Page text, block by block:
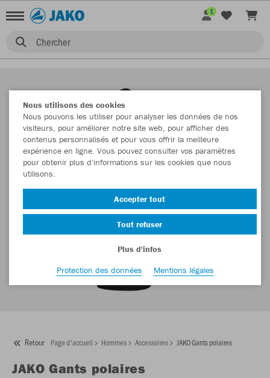
Chercher
1
Retour Page d'accueil Hommes Accessoires JAKO Gants polaires
JAKO Gants polaires
Nous utilisons des cookies
Nous pouvons les utiliser pour analyser les données de nos
visiteurs, pour améliorer notre site web, pour afficher des
contenus personnalisés et pour vous offrir la meilleure
expérience en ligne. Vous pouvez consulter vos paramètres
pour obtenir plus d'informations sur les cookies que nous
utilisons.
Accepter tout
Tout refuser
Plus d'infos
Protection des données
Mentions légales